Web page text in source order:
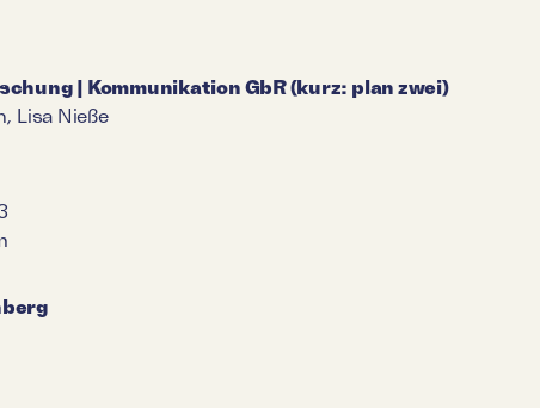
| Kommunikation GbR (kurz: plan zwei)
Lisa Nieße